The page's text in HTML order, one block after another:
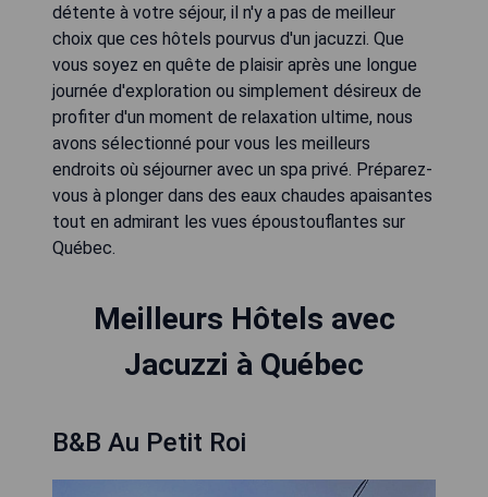
détente à votre séjour, il n'y a pas de meilleur
choix que ces hôtels pourvus d'un jacuzzi. Que
vous soyez en quête de plaisir après une longue
journée d'exploration ou simplement désireux de
profiter d'un moment de relaxation ultime, nous
avons sélectionné pour vous les meilleurs
endroits où séjourner avec un spa privé. Préparez-
vous à plonger dans des eaux chaudes apaisantes
tout en admirant les vues époustouflantes sur
Québec.
Meilleurs Hôtels avec
Jacuzzi à Québec
B&B Au Petit Roi